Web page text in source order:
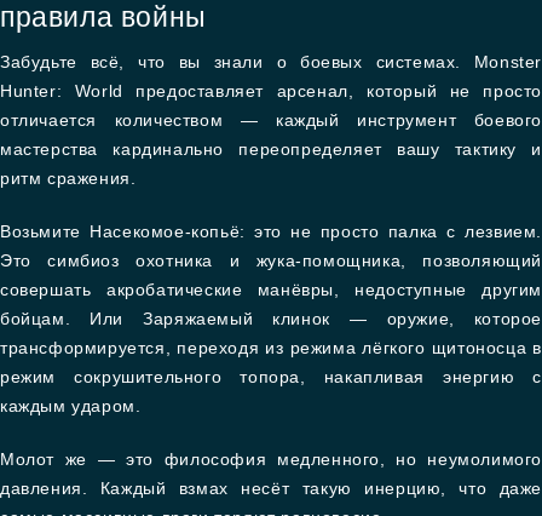
правила войны
Забудьте всё, что вы знали о боевых системах. Monster
Hunter: World предоставляет арсенал, который не просто
отличается количеством — каждый инструмент боевого
мастерства кардинально переопределяет вашу тактику и
ритм сражения.
Возьмите Насекомое-копьё: это не просто палка с лезвием.
Это симбиоз охотника и жука-помощника, позволяющий
совершать акробатические манёвры, недоступные другим
бойцам. Или Заряжаемый клинок — оружие, которое
трансформируется, переходя из режима лёгкого щитоносца в
режим сокрушительного топора, накапливая энергию с
каждым ударом.
Молот же — это философия медленного, но неумолимого
давления. Каждый взмах несёт такую инерцию, что даже